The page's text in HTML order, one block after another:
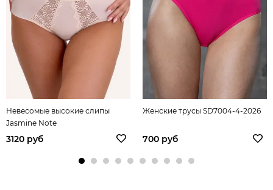
Невесомые высокие слипы
Jasmine Note
3120 руб
Женские трусы SD7004-4-2026
700 руб